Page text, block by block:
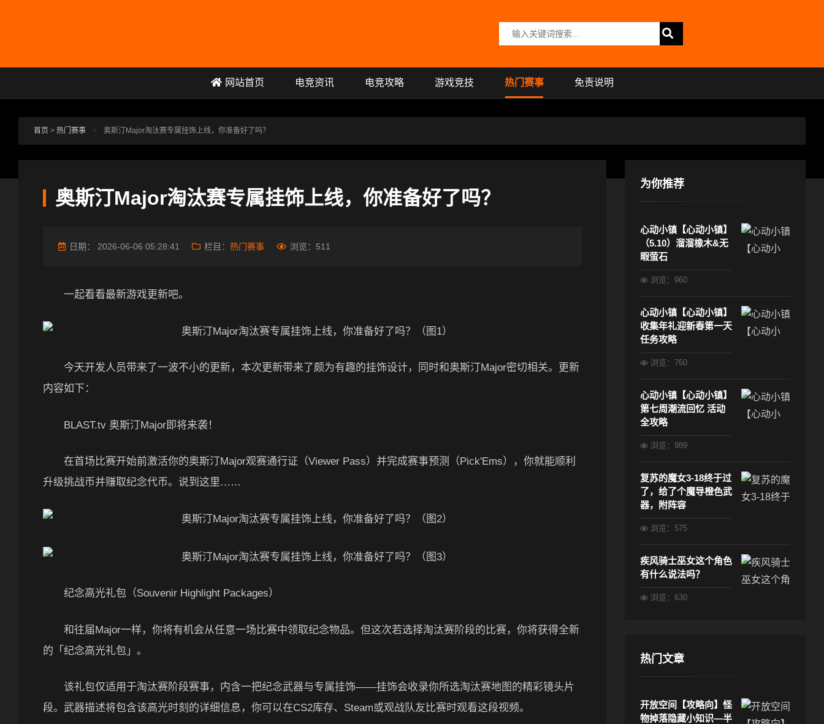
搜索关键词
网站首页 电竞资讯 电竞攻略 游戏竞技 热门赛事 免责说明
首页 > 热门赛事 > 奥斯汀Major淘汰赛专属挂饰上线，你准备好了吗？
奥斯汀Major淘汰赛专属挂饰上线，你准备好了吗？
日期： 2026-06-06 05:28:41 栏目： 热门赛事 浏览： 511
一起看看最新游戏更新吧。
今天开发人员带来了一波不小的更新，本次更新带来了颇为有趣的挂饰设计，同时和奥斯汀Major密切相关。更新
内容如下：
BLAST.tv 奥斯汀Major即将来袭！
在首场比赛开始前激活你的奥斯汀Major观赛通行证（Viewer Pass）并完成赛事预测（Pick'Ems），你就能顺利
升级挑战币并赚取纪念代币。说到这里……
纪念高光礼包（Souvenir Highlight Packages）
和往届Major一样，你将有机会从任意一场比赛中领取纪念物品。但这次若选择淘汰赛阶段的比赛，你将获得全新
的「纪念高光礼包」。
该礼包仅适用于淘汰赛阶段赛事，内含一把纪念武器与专属挂饰——挂饰会收录你所选淘汰赛地图的精彩镜头片
段。武器描述将包含该高光时刻的详细信息，你可以在CS2库存、Steam或观战队友比赛时观看这段视频。
为你推荐
心动小镇【心动小镇】
（5.10）溜溜橡木&无
暇萤石
浏览：960
心动小镇【心动小镇】
收集年礼迎新春第一天
任务攻略
浏览：760
心动小镇【心动小镇】
第七周潮流回忆 活动
全攻略
浏览：989
复苏的魔女3-18终于过
了，给了个魔导橙色武
器，附阵容
浏览：575
疾风骑士巫女这个角色
有什么说法吗？
浏览：630
热门文章
开放空间【攻略向】怪
物掉落隐藏小知识—半